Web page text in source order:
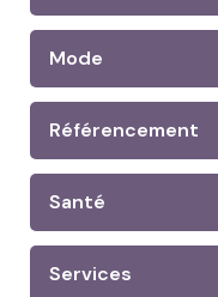
Mode
Référencement
Santé
Services